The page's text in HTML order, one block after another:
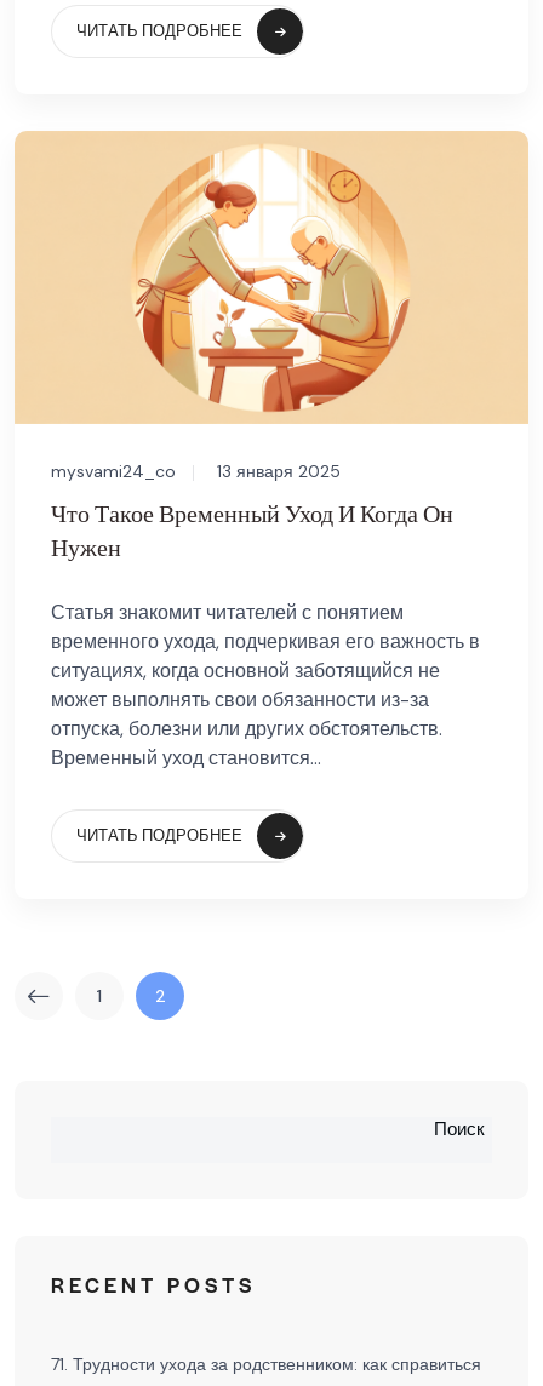
ЧИТАТЬ ПОДРОБНЕЕ
mysvami24_co 13 января 2025
Что Такое Временный Уход И Когда Он
Нужен
Статья знакомит читателей с понятием
временного ухода, подчеркивая его важность в
ситуациях, когда основной заботящийся не
может выполнять свои обязанности из-за
отпуска, болезни или других обстоятельств.
Временный уход становится...
ЧИТАТЬ ПОДРОБНЕЕ
1 2
Поиск
RECENT POSTS
71. Трудности ухода за родственником: как справиться